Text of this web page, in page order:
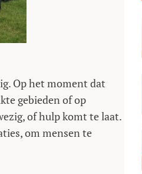
Op het moment dat
gebieden of op
of hulp komt te laat.
om mensen te